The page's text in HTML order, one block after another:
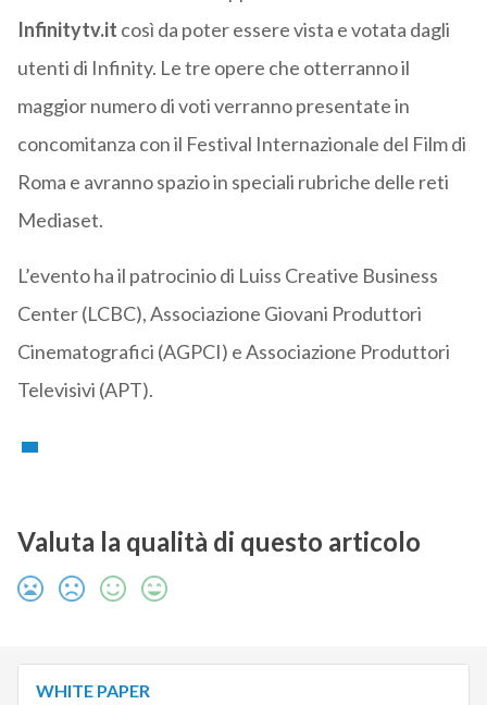
Infinitytv.it così da poter essere vista e votata dagli
utenti di Infinity. Le tre opere che otterranno il
maggior numero di voti verranno presentate in
concomitanza con il Festival Internazionale del Film di
Roma e avranno spazio in speciali rubriche delle reti
Mediaset.
L’evento ha il patrocinio di Luiss Creative Business
Center (LCBC), Associazione Giovani Produttori
Cinematografici (AGPCI) e Associazione Produttori
Televisivi (APT).
Valuta la qualità di questo articolo
WHITE PAPER